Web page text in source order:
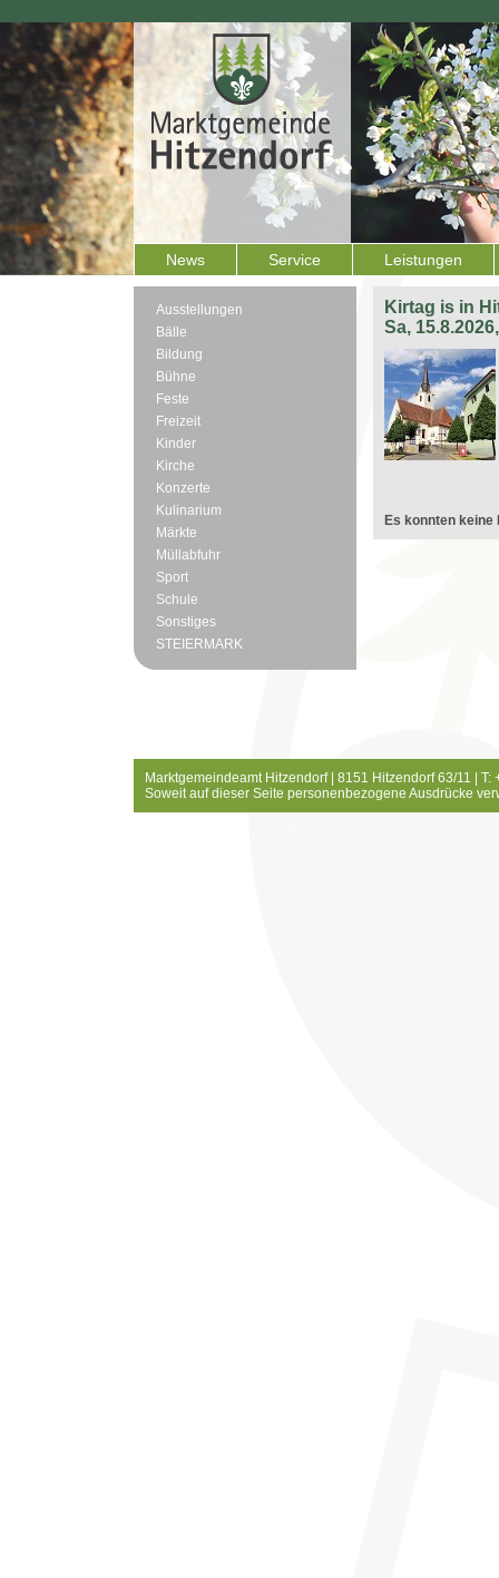
News Service Leistungen
Ausstellungen
Bälle
Bildung
Bühne
Feste
Freizeit
Kinder
Kirche
Konzerte
Kulinarium
Märkte
Müllabfuhr
Sport
Schule
Sonstiges
STEIERMARK
Kirtag is in
Sa,
Es konnten keine
Marktgemeindeamt Hitzendorf | 8151 Hitzendorf 63/11 |
Soweit auf dieser Seite personenbezogene Ausdrücke